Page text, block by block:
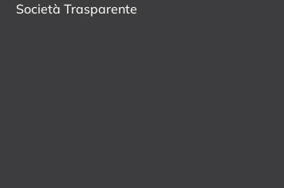
Società Trasparente